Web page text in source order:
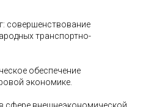
совершенствование
транспортно-
обеспечение
экономике.
сфере внешнеэкономической